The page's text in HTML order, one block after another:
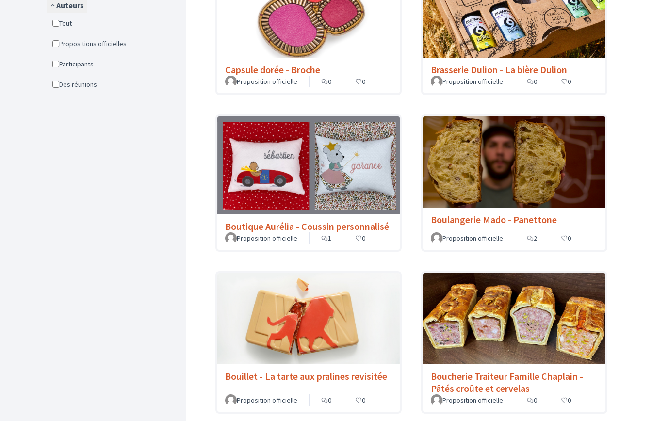
Auteurs
Tout
Propositions officielles
Participants
Des réunions
Capsule dorée - Broche
Proposition officielle 0 0
Brasserie Dulion - La bière Dulion
Proposition officielle 0 0
Boutique Aurélia - Coussin personnalisé
Proposition officielle 1 0
Boulangerie Mado - Panettone
Proposition officielle 2 0
Bouillet - La tarte aux pralines revisitée
Proposition officielle 0 0
Boucherie Traiteur Famille Chaplain -
Pâtés croûte et cervelas
Proposition officielle 0 0